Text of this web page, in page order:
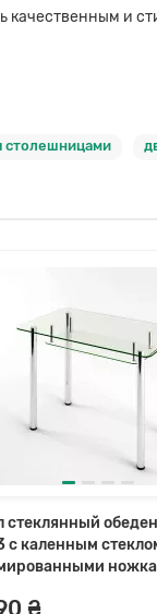
и
столешницами
стеклянный
с каленным